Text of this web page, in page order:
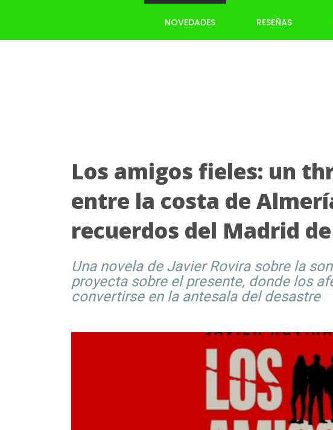
NOVEDADES RESEÑAS
Los amigos fieles: un
entre la costa de
recuerdos del Madrid
Una novela de Javier Rovira sobre la
proyecta sobre el presente, donde los
convertirse en la antesala del desastre